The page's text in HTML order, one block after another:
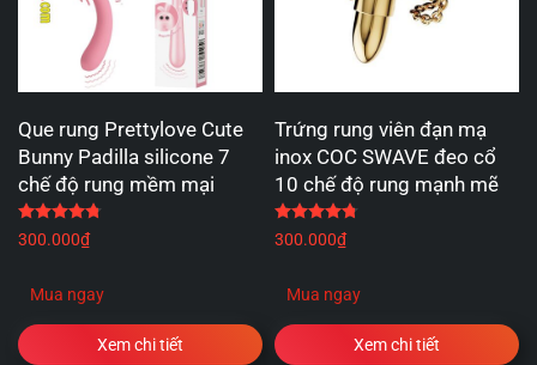
Que rung Prettylove Cute
Bunny Padilla silicone 7
chế độ rung mềm mại
5 sao
300.000₫
Mua ngay
Xem chi tiết
Trứng rung viên đạn mạ
inox COC SWAVE đeo cổ
10 chế độ rung mạnh mẽ
300.000₫
Mua ngay
Xem chi tiết